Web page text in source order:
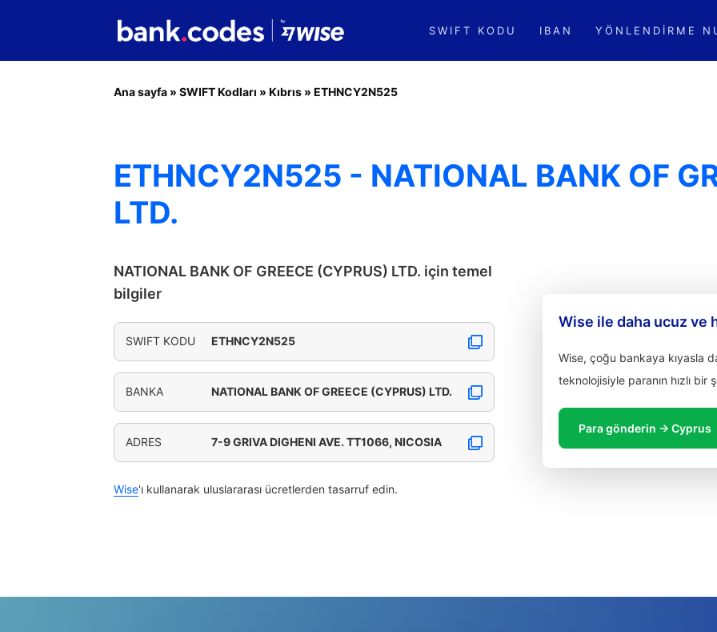
SWIFT KODU IBAN YÖNLENDIRME
Ana sayfa » SWIFT Kodları » Kıbrıs » ETHNCY2N525
ETHNCY2N525 - NATIONAL BANK OF
LTD.
NATIONAL BANK OF GREECE (CYPRUS) LTD. için temel
bilgiler
SWIFT KODU ETHNCY2N525
BANKA NATIONAL BANK OF GREECE (CYPRUS) LTD.
ADRES 7-9 GRIVA DIGHENI AVE. TT1066, NICOSIA
Wise'ı kullanarak uluslararası ücretlerden tasarruf edin.
Wise ile daha ucuz ve
Wise, çoğu bankaya kıyasla
teknolojisiyle paranın hızlı bir
Para gönderin → Cyprus